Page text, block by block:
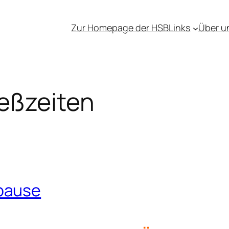
Zur Homepage der HSBLinks Über